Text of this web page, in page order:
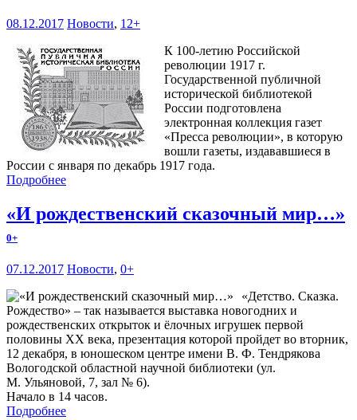
08.12.2017 Новости, 12+
К 100-летию Российской
революции 1917 г.
Государственной публичной
исторической библиотекой
России подготовлена
электронная коллекция газет
«Пресса революции», в которую
вошли газеты, издававшиеся в
России с января по декабрь 1917 года.
Подробнее
«И рождественский сказочный мир…»
0+
07.12.2017 Новости, 0+
«Детство. Сказка.
Рождество» – так называется выставка новогодних и
рождественских открыток и ёлочных игрушек первой
половины ХХ века, презентация которой пройдет во вторник,
12 декабря, в юношеском центре имени В. Ф. Тендрякова
Вологодской областной научной библиотеки (ул.
М. Ульяновой, 7, зал № 6).
Начало в 14 часов.
Подробнее